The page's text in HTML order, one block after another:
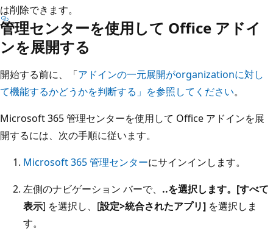
は削除できます。
管理センターを使用して Office アドイ
ンを展開する
開始する前に、「アドインの一元展開がorganizationに対し
て機能するかどうかを判断する」を参照してください。
Microsoft 365 管理センターを使用して Office アドインを展
開するには、次の手順に従います。
Microsoft 365 管理センターにサインインします。
左側のナビゲーション バーで、 ..を選択します。[すべて
表示] を選択し、[設定>統合されたアプリ] を選択しま
す。